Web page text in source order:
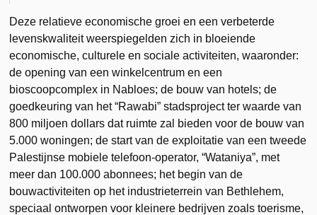
Deze relatieve economische groei en een verbeterde
levenskwaliteit weerspiegelden zich in bloeiende
economische, culturele en sociale activiteiten, waaronder:
de opening van een winkelcentrum en een
bioscoopcomplex in Nabloes; de bouw van hotels; de
goedkeuring van het “Rawabi” stadsproject ter waarde van
800 miljoen dollars dat ruimte zal bieden voor de bouw van
5.000 woningen; de start van de exploitatie van een tweede
Palestijnse mobiele telefoon-operator, “Wataniya”, met
meer dan 100.000 abonnees; het begin van de
bouwactiviteiten op het industrieterrein van Bethlehem,
speciaal ontworpen voor kleinere bedrijven zoals toerisme,